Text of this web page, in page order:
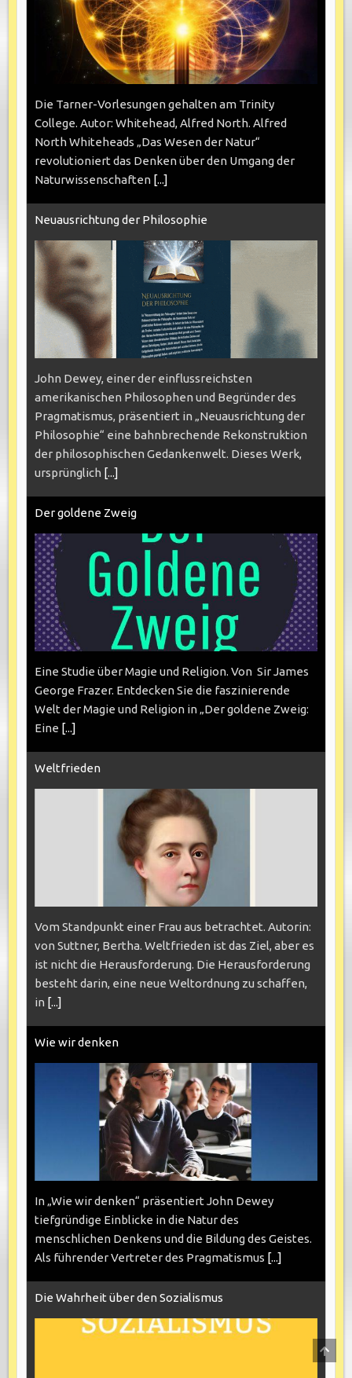
Die Tarner-Vorlesungen gehalten am Trinity
College. Autor: Whitehead, Alfred North. Alfred
North Whiteheads „Das Wesen der Natur“
revolutioniert das Denken über den Umgang der
Naturwissenschaften [...]
Neuausrichtung der Philosophie
John Dewey, einer der einflussreichsten
amerikanischen Philosophen und Begründer des
Pragmatismus, präsentiert in „Neuausrichtung der
Philosophie“ eine bahnbrechende Rekonstruktion
der philosophischen Gedankenwelt. Dieses Werk,
ursprünglich [...]
Der goldene Zweig
Eine Studie über Magie und Religion. Von Sir James
George Frazer. Entdecken Sie die faszinierende
Welt der Magie und Religion in „Der goldene Zweig:
Eine [...]
Weltfrieden
Vom Standpunkt einer Frau aus betrachtet. Autorin:
von Suttner, Bertha. Weltfrieden ist das Ziel, aber es
ist nicht die Herausforderung. Die Herausforderung
besteht darin, eine neue Weltordnung zu schaffen,
in [...]
Wie wir denken
In „Wie wir denken“ präsentiert John Dewey
tiefgründige Einblicke in die Natur des
menschlichen Denkens und die Bildung des Geistes.
Als führender Vertreter des Pragmatismus [...]
Die Wahrheit über den Sozialismus
TO